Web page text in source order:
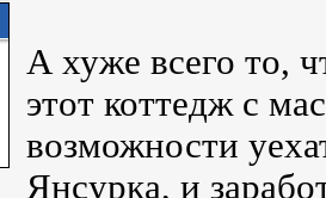
А хуже всего то,
этот коттедж с
возможности
Янсурка, и